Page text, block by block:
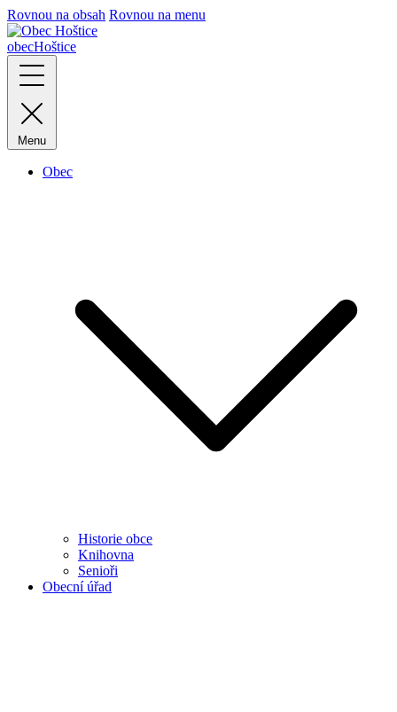
Rovnou na obsah Rovnou na menu
obecHoštice
Menu
Obec
Historie obce
Knihovna
Senioři
Obecní úřad